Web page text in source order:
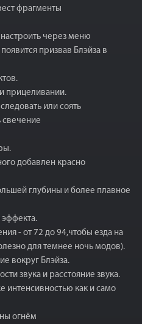
фрагменты
через меню
призвав Блэйза в
прицеливании.
или соять
свечение
добавлен красно
глубины и более плавное
эффекта.
- от 72 до 94,чтобы езда на
для темнее ночь модов).
вокруг Блэйза.
звука и расстояние звука.
интенсивностью как и само
огнём